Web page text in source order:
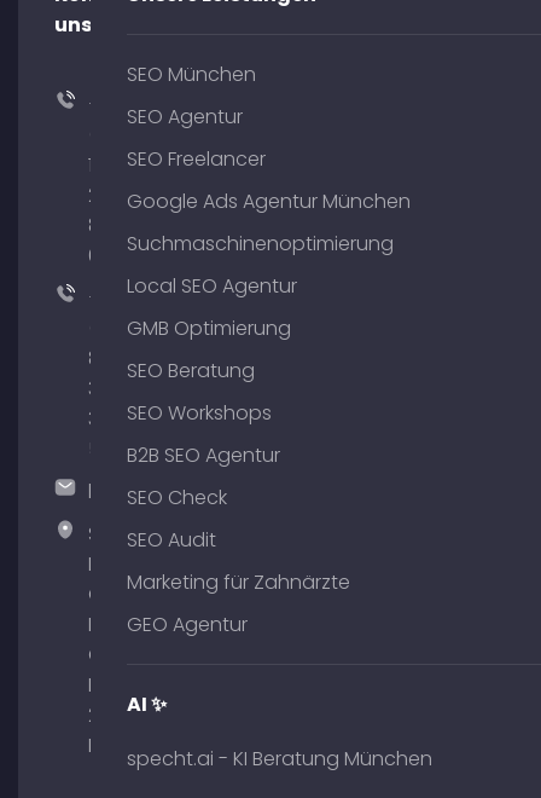
uns!
+49
176
204
801
64
+49
89
380
375
hallo@timospecht.de
Specht
Marketing
GmbH –
Palais am
Obelisk
Briennerstr.
29 80333
München
SEO München
SEO Agentur
SEO Freelancer
Google Ads Agentur München
Suchmaschinenoptimierung
Local SEO Agentur
GMB Optimierung
SEO Beratung
SEO Workshops
B2B SEO Agentur
SEO Check
SEO Audit
Marketing für Zahnärzte
GEO Agentur
AI ✨
specht.ai - KI Beratung München